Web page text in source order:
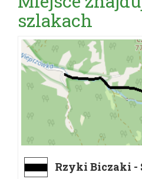
szlakach
Rzyki Biczaki -